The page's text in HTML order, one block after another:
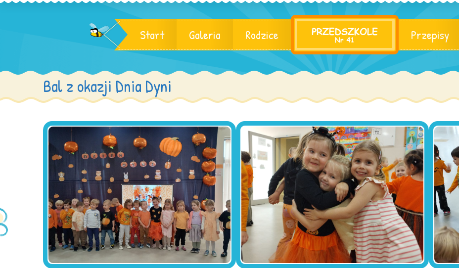
Start Galeria Rodzice Przepisy
Bal z okazji Dnia Dyni